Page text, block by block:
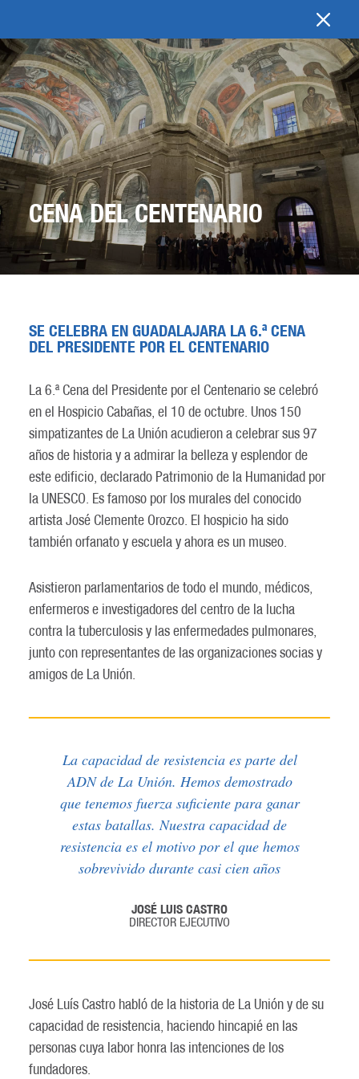
CENA DEL CENTENARIO
SE CELEBRA EN GUADALAJARA LA 6.ª CENA
DEL PRESIDENTE POR EL CENTENARIO
La 6.ª Cena del Presidente por el Centenario se celebró
en el Hospicio Cabañas, el 10 de octubre. Unos 150
simpatizantes de La Unión acudieron a celebrar sus 97
años de historia y a admirar la belleza y esplendor de
este edificio, declarado Patrimonio de la Humanidad por
la UNESCO. Es famoso por los murales del conocido
artista José Clemente Orozco. El hospicio ha sido
también orfanato y escuela y ahora es un museo.
Asistieron parlamentarios de todo el mundo, médicos,
enfermeros e investigadores del centro de la lucha
contra la tuberculosis y las enfermedades pulmonares,
junto con representantes de las organizaciones socias y
amigos de La Unión.
La capacidad de resistencia es parte del
ADN de La Unión. Hemos demostrado
que tenemos fuerza suficiente para ganar
estas batallas. Nuestra capacidad de
resistencia es el motivo por el que hemos
sobrevivido durante casi cien años
JOSÉ LUIS CASTRO
DIRECTOR EJECUTIVO
José Luís Castro habló de la historia de La Unión y de su
capacidad de resistencia, haciendo hincapié en las
personas cuya labor honra las intenciones de los
fundadores.